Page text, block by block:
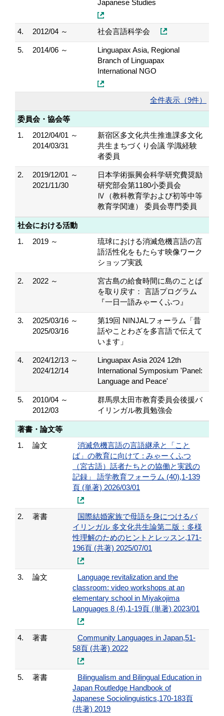
Japanese Studies
4. 2012/04 ～ 社会言語科学会
5. 2014/06 ～
Linguapax Asia, Regional
Branch of Linguapax
International NGO
全件表示（9件）
委員会・協会等
1.
2012/04/01 ～
2014/03/31
新宿区多文化共生推進課多文化
共生まちづくり会議 学識経験
者委員
2.
2019/12/01 ～
2021/11/30
日本学術振興会科学研究費奨励
研究部会第1180小委員会
Ⅳ（教科教育学および初等中等
教育学関連） 委員会専門委員
社会における活動
1.
2019 ～
琉球における消滅危機言語の言
語活性化をもたらす映像ワーク
ショップ実践
2. 2022 ～
宮古島の給食時間に島のことば
を取り戻す： 言語プログラム
『一日一語みゃーくふつ』
3.
2025/03/16 ～
2025/03/16
第19回 NINJALフォーラム「昔
話やことわざを多言語で伝えて
います」
4.
2024/12/13 ～
2024/12/14
Linguapax Asia 2024 12th
International Symposium 'Panel:
Language and Peace'
5.
2010/04 ～
2012/03
群馬県太田市教育委員会後援バ
イリンガル教員勉強会
著書・論文等
1.
論文
消滅危機言語の言語継承と「こと
ば」の教育に向けて : みゃーくふつ
（宮古語）話者たちとの協働と実践の
記録」 語学教育フォーラム (40),1-139
頁 (単著) 2026/03/01
2. 著書
国際結婚家族で母語を身につけるバ
イリンガル 多文化共生論第二版：多様
性理解のためのヒントとレッスン,171-
196頁 (共著) 2025/07/01
3. 論文
Language revitalization and the
classroom: video workshops at an
elementary school in Miyakojima
Languages 8 (4),1-19頁 (単著) 2023/01
4. 著書
Community Languages in Japan,51-
58頁 (共著) 2022
5. 著書
Bilingualism and Bilingual Education in
Japan Routledge Handbook of
Japanese Sociolinguistics,170-183頁
(共著) 2019